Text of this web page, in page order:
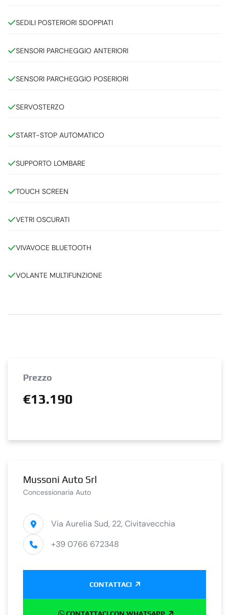
SEDILI POSTERIORI SDOPPIATI
SENSORI PARCHEGGIO ANTERIORI
SENSORI PARCHEGGIO POSERIORI
SERVOSTERZO
START-STOP AUTOMATICO
SUPPORTO LOMBARE
TOUCH SCREEN
VETRI OSCURATI
VIVAVOCE BLUETOOTH
VOLANTE MULTIFUNZIONE
Prezzo
€13.190
Mussoni Auto Srl
Concessionaria Auto
Via Aurelia Sud, 22, Civitavecchia
+39 0766 672348
CONTATTACI